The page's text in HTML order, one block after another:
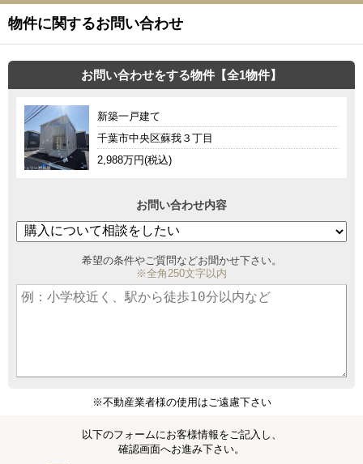
物件に関するお問い合わせ
お問い合わせをする物件【全1物件】
新築一戸建て
千葉市中央区蘇我３丁目
2,988万円(税込)
お問い合わせ内容
希望の条件やご質問などお聞かせ下さい。
※全角250文字以内
※不動産業者様の使用はご遠慮下さい
以下のフォームにお客様情報をご記入し、
確認画面へお進み下さい。